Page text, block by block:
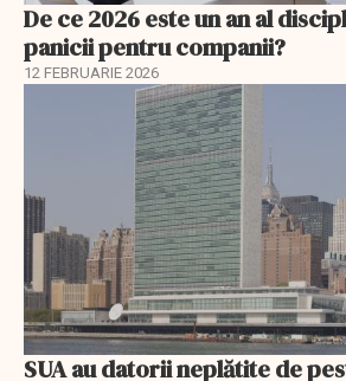
De ce 2026 este un an al
panicii pentru companii?
12 FEBRUARIE 2026
SUA au datorii neplătite de